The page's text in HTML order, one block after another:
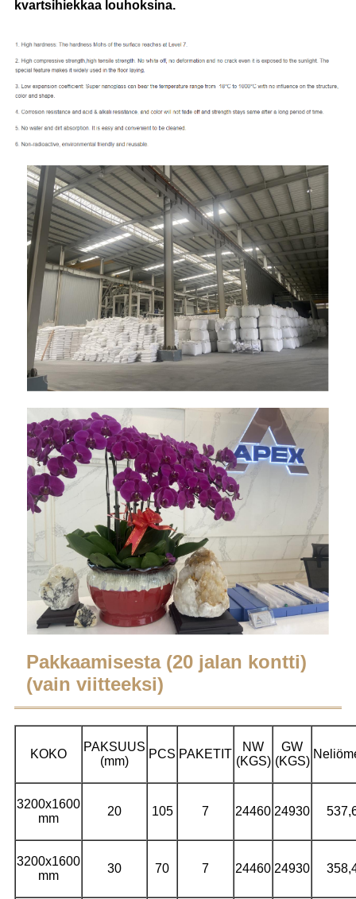
kvartsihiekkaa louhoksina.
Pakkaamisesta (20 jalan kontti)
(vain viitteeksi)
KOKO
PAKSUUS
(mm)
PCS PAKETIT
NW
(KGS)
GW
(KGS)
3200x1600
mm
20 105 7 24460 24930
3200x1600
mm
30 70 7 24460 24930